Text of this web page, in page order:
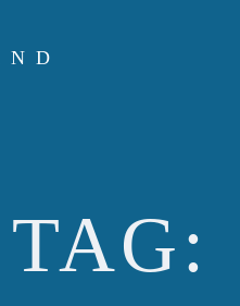
TAG: